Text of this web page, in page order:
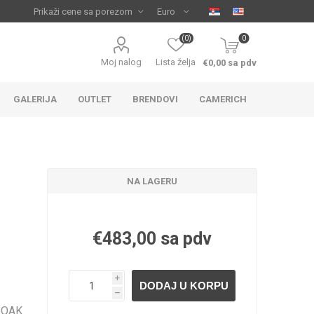
Moj nalog Lista želja
(0) 0
€0,00 sa pdv
GALERIJA OUTLET BRENDOVI CAMERICH
NA LAGERU
€483,00 sa pdv
i
h